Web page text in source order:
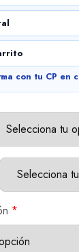
con tu CP en
*